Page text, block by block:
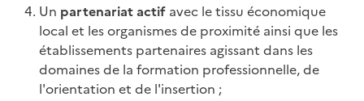
Un partenariat actif avec le tissu économique
local et les organismes de proximité ainsi que les
établissements partenaires agissant dans les
domaines de la formation professionnelle, de
l'orientation et de l'insertion ;